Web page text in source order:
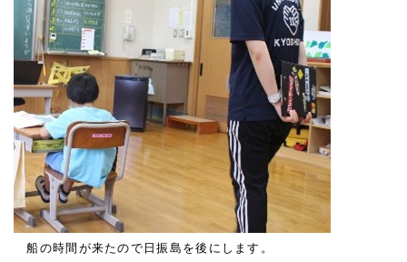
船の時間が来たので日振島を後にします。